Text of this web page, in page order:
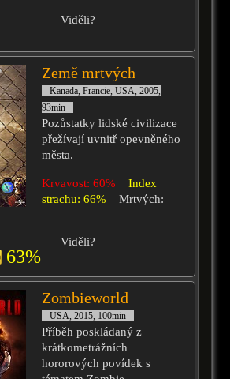
Viděli?
Země mrtvých
Kanada, Francie, USA, 2005,
93min
Pozůstatky lidské civilizace
přežívají uvnitř opevněného
města.
Krvavost: 60%
Index
strachu: 66%
Mrtvých:
63%
Viděli?
Zombieworld
USA, 2015, 100min
Příběh poskládaný z
krátkometrážních
hororových povídek s